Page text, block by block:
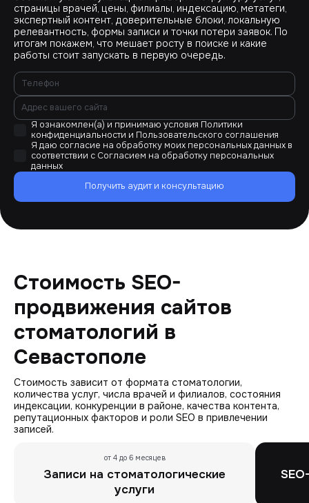
страницы врачей, цены, филиалы, индексацию, метатеги,
экспертный контент, доверительные блоки, локальную
релевантность, формы записи и точки потери заявок. По
итогам покажем, что мешает росту в поиске и какие
работы стоит запускать в первую очередь.
Я ознакомлен(а) и принимаю условия Политики
конфиденциальности и Пользовательского соглашения
Я даю согласие на обработку моих персональных данных в
соответствии с Согласием на обработку персональных
данных
Получить аудит и консультацию
Стоимость SEO-
продвижения сайтов
стоматологий в
Севастополе
Стоимость зависит от формата стоматологии,
количества услуг, числа врачей и филиалов, состояния
индексации, конкуренции в районе, качества контента,
репутационных факторов и роли SEO в привлечении
записей.
от 4 до 6 месяцев
Записи на стоматологические
услуги